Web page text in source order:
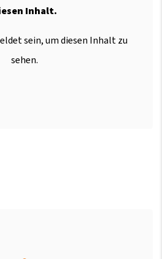
Inhalt.
sein, um diesen Inhalt zu
sehen.